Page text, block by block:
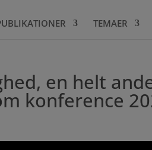
TEMAER
en helt
konference